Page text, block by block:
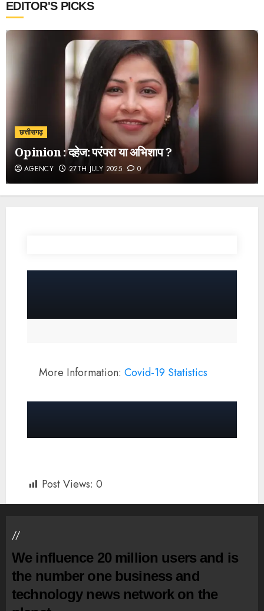
EDITOR'S PICKS
छत्तीसगढ़
Opinion : दहेज: परंपरा या अभिशाप ?
AGENCY 27TH JULY 2025 0
More Information: Covid-19 Statistics
Post Views: 0
//
We influence 20 million users and is
the number one business and
technology news network on the